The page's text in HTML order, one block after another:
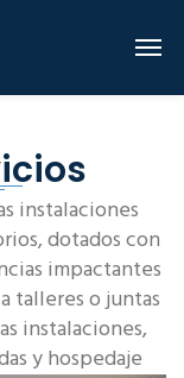
instalaciones
dotados con
impactantes
talleres o juntas
instalaciones,
y hospedaje